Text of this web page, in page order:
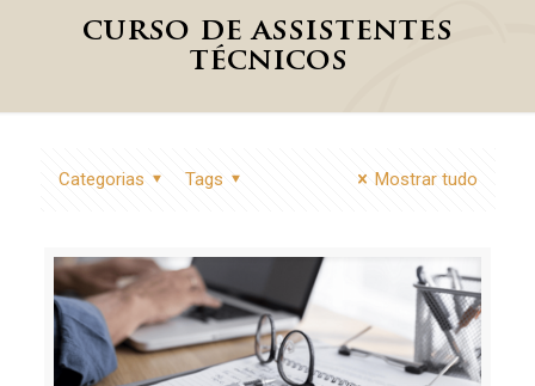
curso de assistentes
técnicos
Categorias Tags Mostrar tudo